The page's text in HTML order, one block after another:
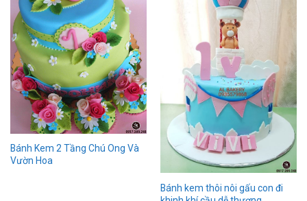
Bánh Kem 2 Tầng Chú Ong Và
Vườn Hoa
Bánh kem thôi nôi gấu con đi